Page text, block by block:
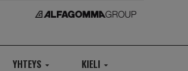
YHTEYS KIELI